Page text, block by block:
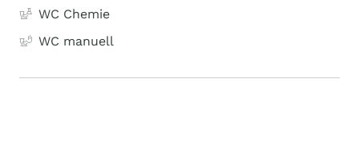
WC Chemie
WC manuell